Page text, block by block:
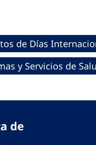
de Días
y Servicios de
de